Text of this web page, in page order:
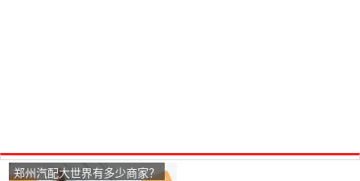
郑州汽配大世界有多少商家？